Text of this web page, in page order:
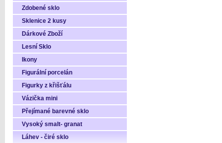
Zdobené sklo
Sklenice 2 kusy
Dárkové Zboží
Lesní Sklo
Ikony
Figurální porcelán
Figurky z křišťálu
Vázička mini
Přejímané barevné sklo
Vysoký smalt- granat
Láhev - čiré sklo